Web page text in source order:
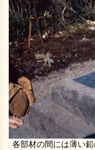
各部材の間には薄い